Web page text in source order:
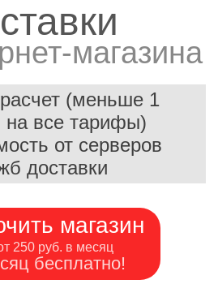
магазина
(меньше 1
на все тарифы)
от серверов
доставки
магазин
250 руб. в месяц
бесплатно!